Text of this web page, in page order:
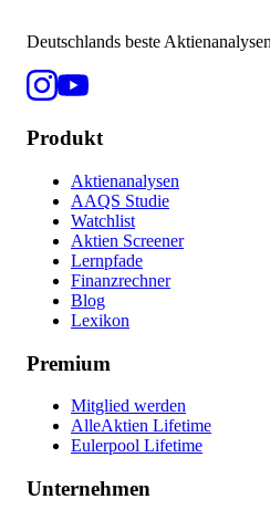
Deutschlands beste
Produkt
Aktienanalysen
AAQS Studie
Watchlist
Aktien Screener
Lernpfade
Finanzrechner
Blog
Lexikon
Premium
Mitglied werden
AlleAktien Lifetime
Eulerpool Lifetime
Unternehmen